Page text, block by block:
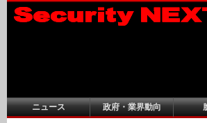
ニュース 政府・業界動向